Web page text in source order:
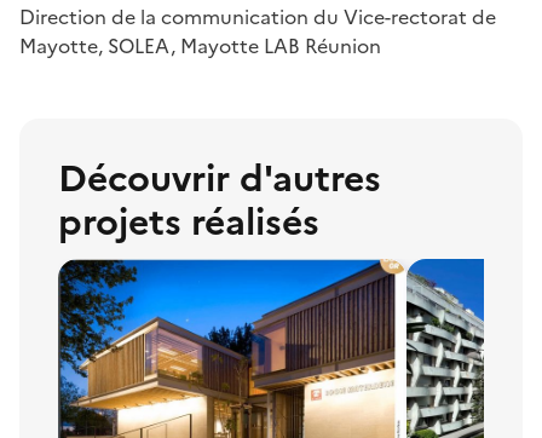
Direction de la communication du Vice-rectorat de
Mayotte, SOLEA, Mayotte LAB Réunion
Découvrir d'autres
projets réalisés